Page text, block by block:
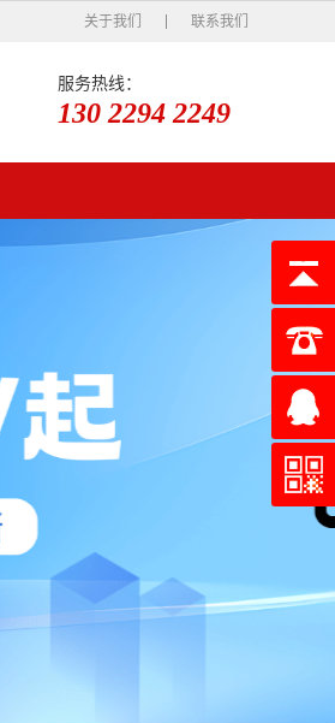
关于我们 联系我们
服务热线：
130 2294 2249